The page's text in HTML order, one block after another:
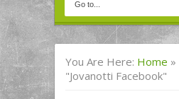
You Are Here: Home »
"jovanotti Facebook"